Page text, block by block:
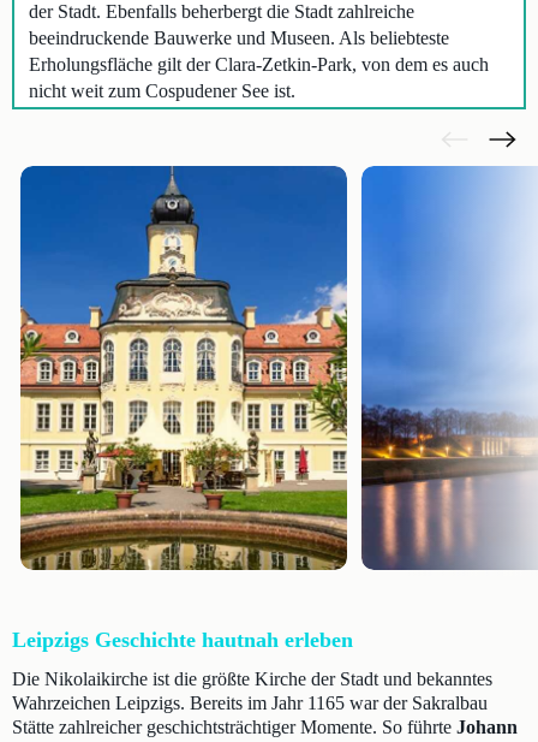
der Stadt. Ebenfalls beherbergt die Stadt zahlreiche
beeindruckende Bauwerke und Museen. Als beliebteste
Erholungsfläche gilt der Clara-Zetkin-Park, von dem es auch
nicht weit zum Cospudener See ist.
Leipzigs Geschichte hautnah erleben
Die Nikolaikirche ist die größte Kirche der Stadt und bekanntes
Wahrzeichen Leipzigs. Bereits im Jahr 1165 war der Sakralbau
Stätte zahlreicher geschichtsträchtiger Momente. So führte Johann